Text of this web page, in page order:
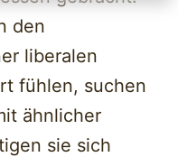
den
liberalen
fühlen, suchen
ähnlicher
sie sich